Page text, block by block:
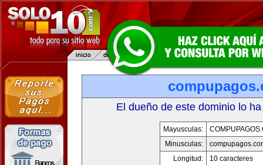
El dueño de este dominio lo
Mayusculas:
Minusculas:
Longitud:
10 caracteres